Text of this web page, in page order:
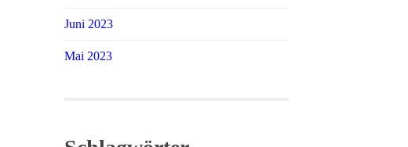
Juni 2023
Mai 2023